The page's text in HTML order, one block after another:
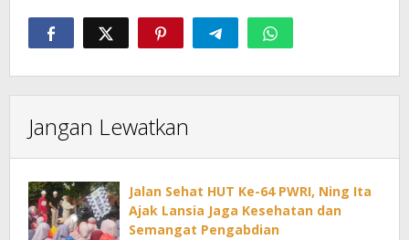
Jangan Lewatkan
Jalan Sehat HUT Ke-64 PWRI, Ning Ita
Ajak Lansia Jaga Kesehatan dan
Semangat Pengabdian